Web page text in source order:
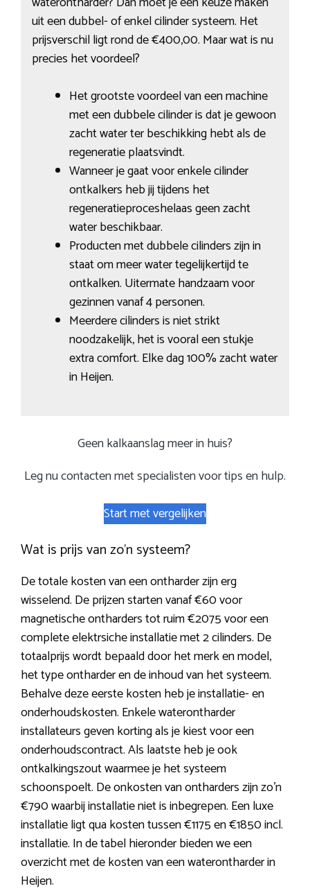
uit een dubbel- of enkel cilinder systeem. Het
prijsverschil ligt rond de €400,00. Maar wat is nu
precies het voordeel?
Het grootste voordeel van een machine
met een dubbele cilinder is dat je gewoon
zacht water ter beschikking hebt als de
regeneratie plaatsvindt.
Wanneer je gaat voor enkele cilinder
ontkalkers heb jij tijdens het
regeneratieproceshelaas geen zacht
water beschikbaar.
Producten met dubbele cilinders zijn in
staat om meer water tegelijkertijd te
ontkalken. Uitermate handzaam voor
gezinnen vanaf 4 personen.
Meerdere cilinders is niet strikt
noodzakelijk, het is vooral een stukje
extra comfort. Elke dag 100% zacht water
in Heijen.
Geen kalkaanslag meer in huis?
Leg nu contacten met specialisten voor tips en hulp.
Start met vergelijken
Wat is prijs van zo’n systeem?
De totale kosten van een ontharder zijn erg
wisselend. De prijzen starten vanaf €60 voor
magnetische ontharders tot ruim €2075 voor een
complete elektrsiche installatie met 2 cilinders. De
totaalprijs wordt bepaald door het merk en model,
het type ontharder en de inhoud van het systeem.
Behalve deze eerste kosten heb je installatie- en
onderhoudskosten. Enkele waterontharder
installateurs geven korting als je kiest voor een
onderhoudscontract. Als laatste heb je ook
ontkalkingszout waarmee je het systeem
schoonspoelt. De onkosten van ontharders zijn zo’n
€790 waarbij installatie niet is inbegrepen. Een luxe
installatie ligt qua kosten tussen €1175 en €1850 incl.
installatie. In de tabel hieronder bieden we een
overzicht met de kosten van een waterontharder in
Heijen.